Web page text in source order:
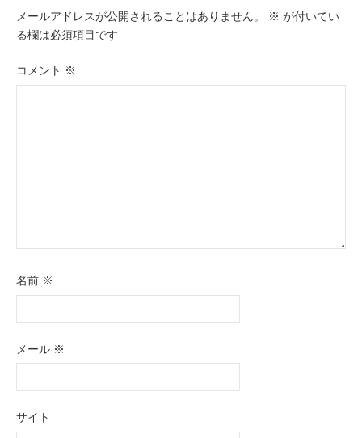
ー
シ
ョ
メールアドレスが公開されることはありません。 ※ が付いてい
る欄は必須項目です
コメント ※
名前 ※
メール ※
サイト